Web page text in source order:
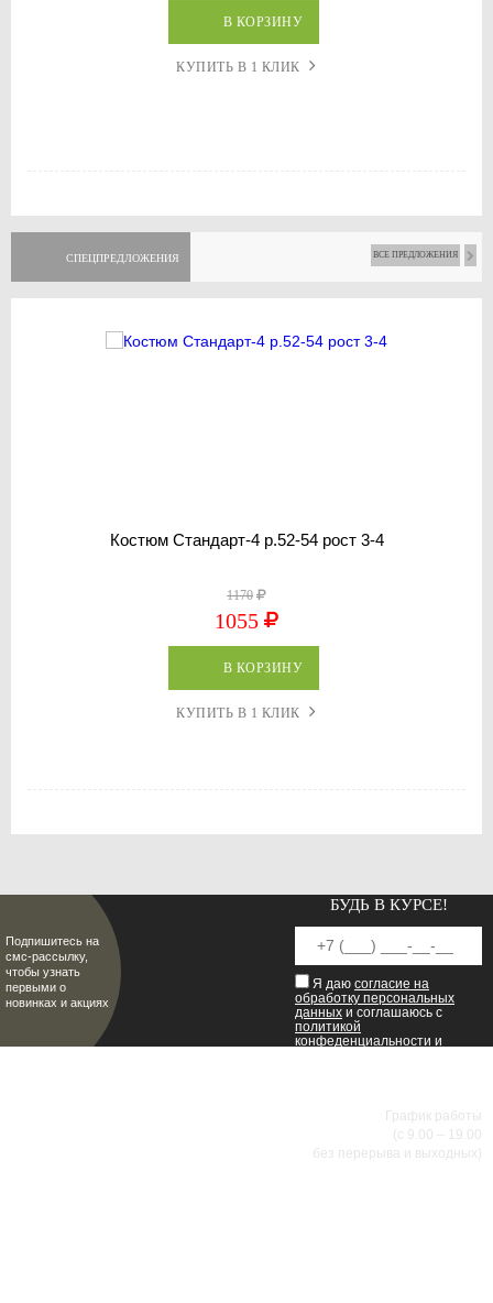
В КОРЗИНУ
КУПИТЬ В 1 КЛИК
СПЕЦПРЕДЛОЖЕНИЯ ВСЕ ПРЕДЛОЖЕНИЯ
Костюм Стандарт-4 р.52-54 рост 3-4
1170
1055
В КОРЗИНУ
КУПИТЬ В 1 КЛИК
Подпишитесь на
смс-рассылку,
чтобы узнать
первыми о
новинках и акциях
БУДЬ В КУРСЕ!
Я даю согласие на
обработку персональных
данных и соглашаюсь с
политикой
конфеденциальности и
График работы
(с 9.00 – 19.00
без перерыва и выходных)